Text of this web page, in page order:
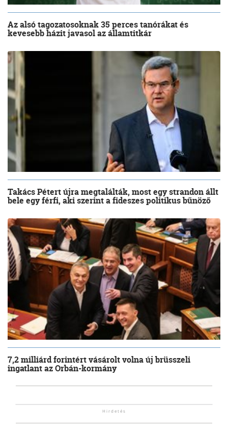
Az alsó tagozatosoknak 35 perces tanórákat és
kevesebb házit javasol az államtitkár
Takács Pétert újra megtalálták, most egy strandon állt
bele egy férfi, aki szerint a fideszes politikus bűnöző
7,2 milliárd forintért vásárolt volna új brüsszeli
ingatlant az Orbán-kormány